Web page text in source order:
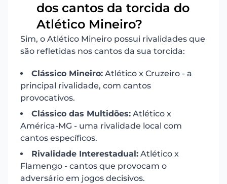
dos cantos da torcida do
Atlético Mineiro?
Sim, o Atlético Mineiro possui rivalidades que
são refletidas nos cantos da sua torcida:
Clássico Mineiro: Atlético x Cruzeiro - a
principal rivalidade, com cantos
provocativos.
Clássico das Multidões: Atlético x
América-MG - uma rivalidade local com
cantos específicos.
Rivalidade Interestadual: Atlético x
Flamengo - cantos que provocam o
adversário em jogos decisivos.